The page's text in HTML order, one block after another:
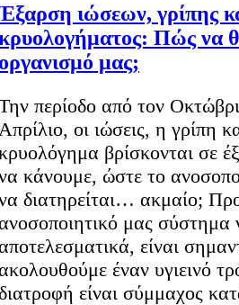
ιώσεων, γρίπης
Πώς να
μας;
περίοδο από τον
οι ιώσεις, η γρίπη
βρίσκονται σε
κάνουμε, ώστε το
διατηρείται… ακμαίο;
μας σύστημα
είναι
έναν υγιεινό
είναι σύμμαχος